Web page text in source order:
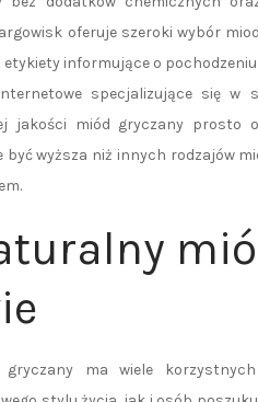
oferuje szeroki wybór
etykiety informujące o
specjalizujące się w
jakości miód gryczany
być wyższa niż innych rodzajów
ma wiele